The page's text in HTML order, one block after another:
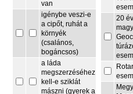
van
igénybe veszi-e
a cipőt, ruhát a
környék
(csalános,
bogáncsos)
a láda
megszerzéséhez
kell-e sziklát
mászni (gyerek a
20